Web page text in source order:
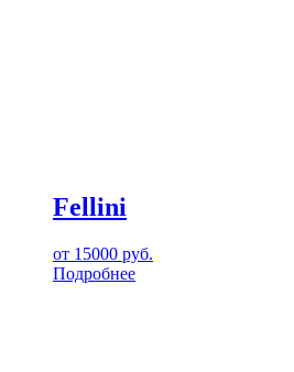
Fellini
от 15000 руб.
Подробнее